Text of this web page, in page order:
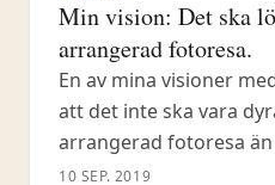
Min vision: Det ska
arrangerad fotoresa.
En av mina visioner
att det inte ska vara
arrangerad fotoresa än
Det vill säga att ge dig
10 SEP. 2019